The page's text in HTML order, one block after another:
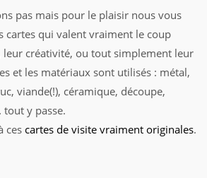
pas mais pour le plaisir nous vous
cartes qui valent vraiment le coup
créativité, ou tout simplement leur
et les matériaux sont utilisés : métal,
viande(!), céramique, découpe,
tout y passe.
ces cartes de visite vraiment originales.